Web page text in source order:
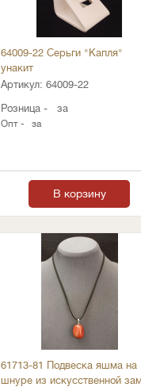
64009-22 Серьги "Капля"
унакит
Артикул: 64009-22
Розница -
за
Опт - за
В корзину
61713-81 Подвеска яшма на
шнуре из искусственной